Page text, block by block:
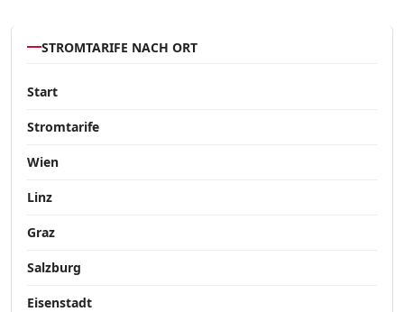
STROMTARIFE NACH ORT
Start
Stromtarife
Wien
Linz
Graz
Salzburg
Eisenstadt